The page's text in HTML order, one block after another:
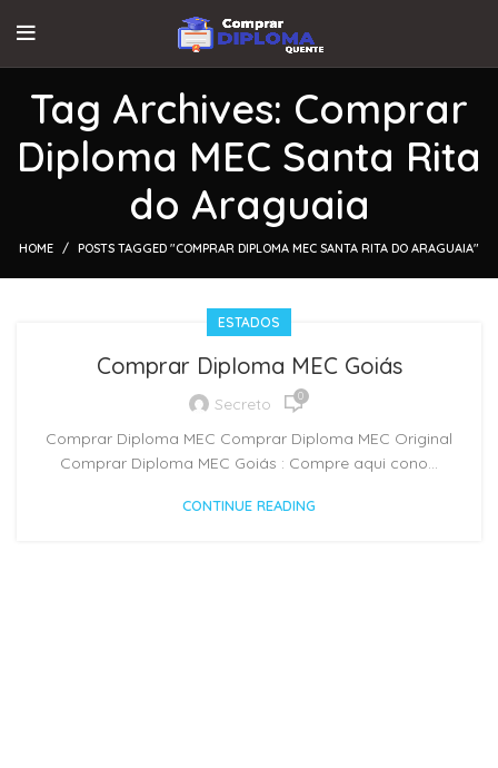
Tag Archives: Comprar
Diploma MEC Santa Rita
do Araguaia
HOME POSTS TAGGED "COMPRAR DIPLOMA MEC SANTA RITA DO ARAGUAIA"
ESTADOS
Comprar Diploma MEC Goiás
Secreto 0
Comprar Diploma MEC Comprar Diploma MEC Original
Comprar Diploma MEC Goiás : Compre aqui cono...
CONTINUE READING